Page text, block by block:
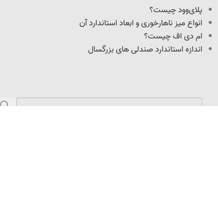
پلای‌وود چیست؟
انواع میز ناهارخوری و ابعاد استاندارد آن
ام دی اف چیست؟
اندازه استاندارد صندلی های بزرگسال